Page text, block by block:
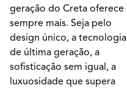
geração do Creta oferece
sempre mais. Seja pelo
design único, a tecnologia
de última geração, a
sofisticação sem igual, a
luxuosidade que supera